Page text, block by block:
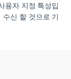
용자 지정 특성입
수신 할 것으로 기